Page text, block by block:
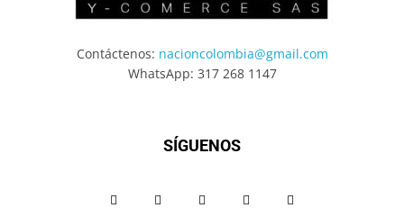
Contáctenos: nacioncolombia@gmail.com
WhatsApp: 317 268 1147
SÍGUENOS